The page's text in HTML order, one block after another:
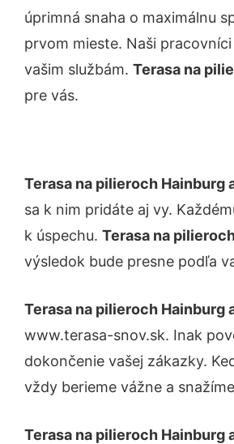
úprimná snaha o maximálnu
prvom mieste. Naši
vašim službám. Terasa na
pre vás.
Terasa na pilieroch Hainburg
sa k nim pridáte aj vy.
k úspechu. Terasa na
výsledok bude presne podľa
Terasa na pilieroch Hainburg
www.terasa-snov.sk. Inak
dokončenie vašej zákazky.
vždy berieme vážne a
Terasa na pilieroch Hainburg